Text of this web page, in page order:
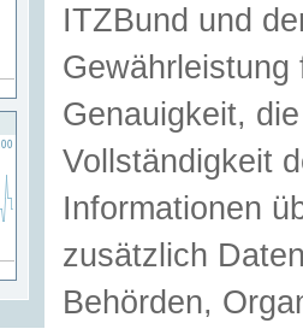
ITZBund und
Genauigkeit,
Vollständigkeit
Informationen
zusätzlich
Behörden,